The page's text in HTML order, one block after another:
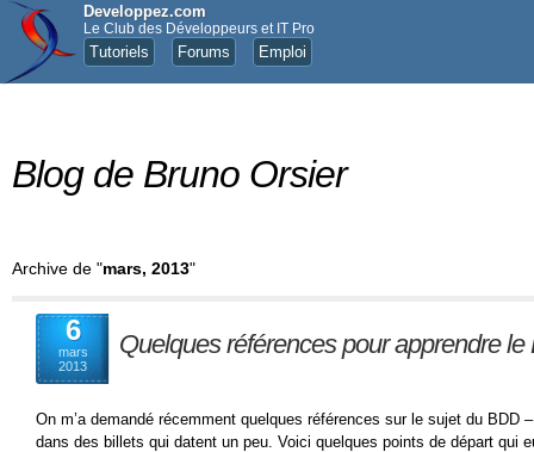
Developpez.com
Le Club des Développeurs et IT Pro
Tutoriels Forums Emploi
Blog de Bruno Orsier
Archive de "mars, 2013"
6
mars
2013
Quelques références pour apprendre le
On m’a demandé récemment quelques références sur le sujet du BDD
dans des billets qui datent un peu. Voici quelques points de départ qui